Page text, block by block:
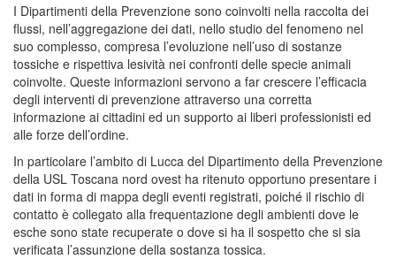
I Dipartimenti della Prevenzione sono coinvolti nella raccolta dei
flussi, nell’aggregazione dei dati, nello studio del fenomeno nel
suo complesso, compresa l’evoluzione nell’uso di sostanze
tossiche e rispettiva lesività nei confronti delle specie animali
coinvolte. Queste informazioni servono a far crescere l’efficacia
degli interventi di prevenzione attraverso una corretta
informazione ai cittadini ed un supporto ai liberi professionisti ed
alle forze dell’ordine.
In particolare l’ambito di Lucca del Dipartimento della Prevenzione
della USL Toscana nord ovest ha ritenuto opportuno presentare i
dati in forma di mappa degli eventi registrati, poiché il rischio di
contatto è collegato alla frequentazione degli ambienti dove le
esche sono state recuperate o dove si ha il sospetto che si sia
verificata l’assunzione della sostanza tossica.